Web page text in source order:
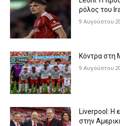
ρόλος του
9 Αυγούστου
Κόντρα στη
9 Αυγούστου
Liverpool: Η
στην